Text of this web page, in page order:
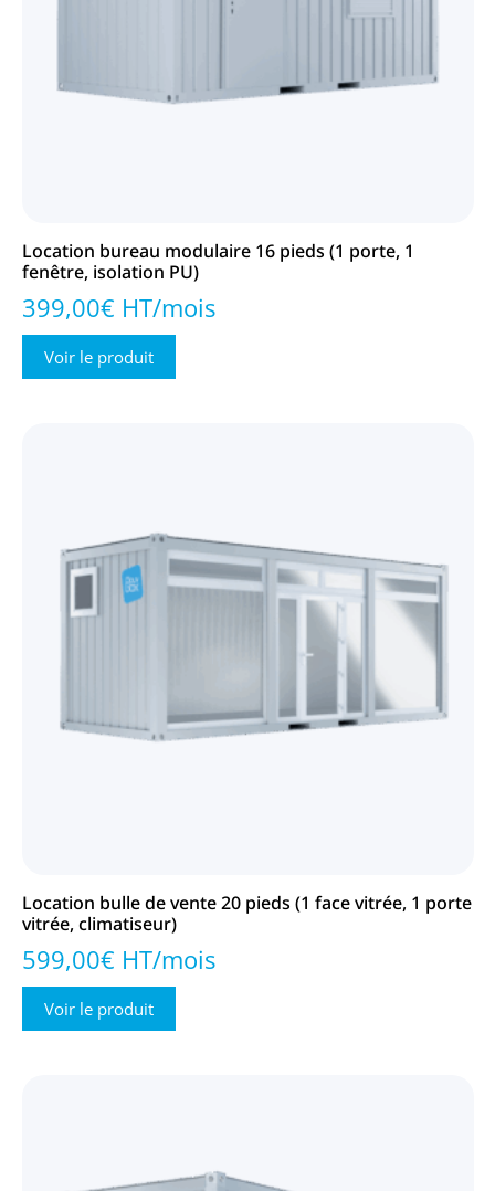
Location bureau modulaire 16 pieds (1 porte, 1
fenêtre, isolation PU)
399,00€ HT/mois
Voir le produit
Location bulle de vente 20 pieds (1 face vitrée, 1 porte
vitrée, climatiseur)
599,00€ HT/mois
Voir le produit